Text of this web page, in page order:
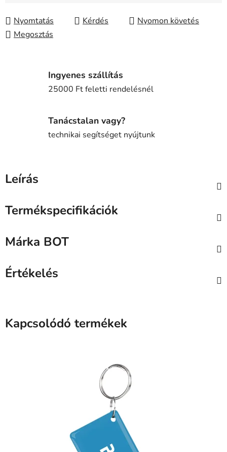
Nyomtatás
Kérdés
Nyomon követés
Megosztás
Ingyenes szállítás
25000 Ft feletti rendelésnél
Tanácstalan vagy?
technikai segítséget nyújtunk
Leírás
Termékspecifikációk
Márka BOT
Értékelés
Kapcsolódó termékek